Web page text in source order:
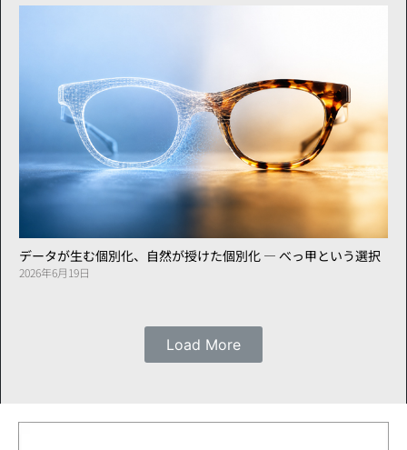
データが生む個別化、自然が授けた個別化 ― べっ甲という選択
2026年6月19日
Load More